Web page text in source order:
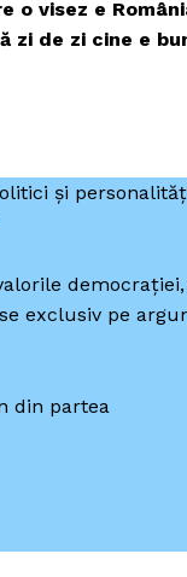
o visez e
zi de zi cine e
și
exclusiv pe
din partea